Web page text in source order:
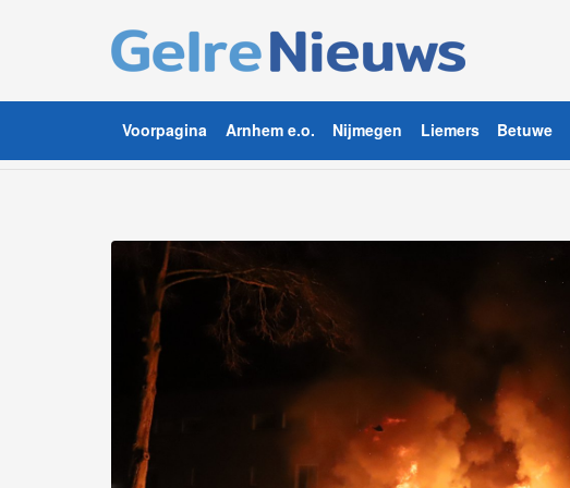
Voorpagina Arnhem e.o. Nijmegen Liemers Betuwe